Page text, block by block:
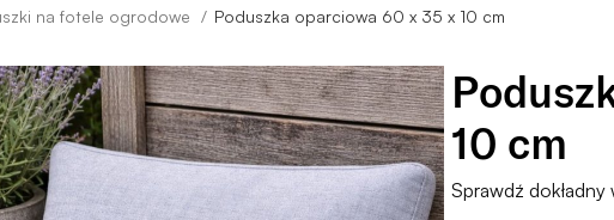
na fotele ogrodowe Poduszka oparciowa 60 x 35 x 10 cm
10 cm
Sprawdź